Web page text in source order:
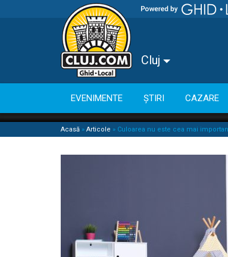
Cluj
EVENIMENTE ȘTIRI CAZARE
Acasă » Articole » Culoarea nu este cea mai